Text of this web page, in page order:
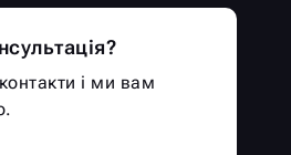
і ми вам